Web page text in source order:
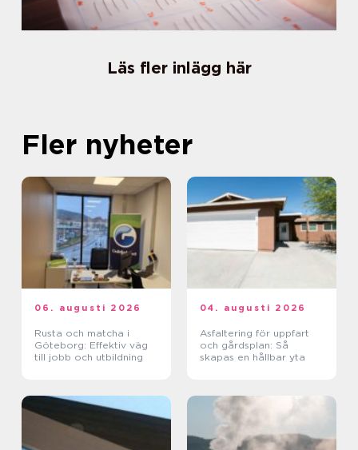
Läs fler inlägg här
Fler nyheter
06. augusti 2026
Rusta och matcha i
Göteborg: Effektiv väg
till jobb och utbildning
04. augusti 2026
Asfaltering för uppfart
och gårdsplan: Så
skapas en hållbar yta